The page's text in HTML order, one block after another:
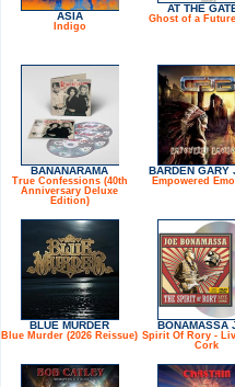
ASIA
Indigo
AT THE
Ghost of a
BANANARAMA
True Confessions (40th
Anniversary Deluxe
Edition)
BARDEN GARY
Empowered
BLUE MURDER
Blue Murder (2026 Reissue)
BONAMASSA
Spirit Of Rory -
Cork